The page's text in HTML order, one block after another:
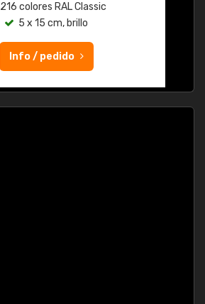
216 colores RAL Classic
5 x 15 cm, brillo
Info / pedido